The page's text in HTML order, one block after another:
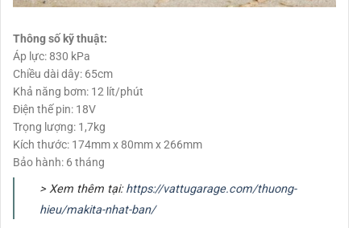
Thông số kỹ thuật:
Áp lực: 830 kPa
Chiều dài dây: 65cm
Khả năng bơm: 12 lít/phút
Điện thế pin: 18V
Trọng lượng: 1,7kg
Kích thước: 174mm x 80mm x 266mm
Bảo hành: 6 tháng
> Xem thêm tại:https://vattugarage.com/thuong-
hieu/makita-nhat-ban/